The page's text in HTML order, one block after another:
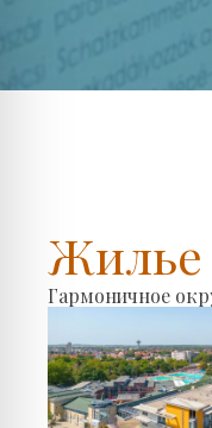
Жилье
Гармоничное